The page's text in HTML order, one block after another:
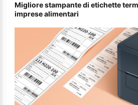
Migliore stampante di etichette
imprese alimentari